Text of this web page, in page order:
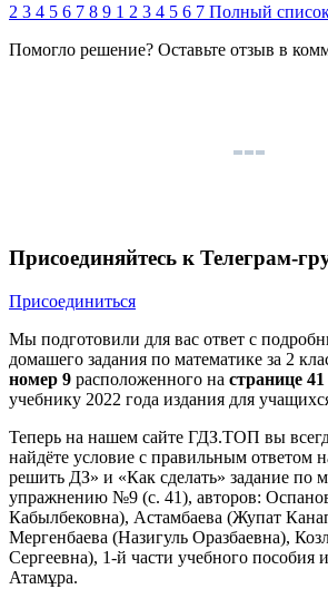
2 3 4 5 6 7 8 9 1 2 3 4 5 6 7 Полный
Помогло решение? Оставьте отзыв в
Присоединяйтесь к Телеграм-
Присоединиться
Мы подготовили для вас ответ c
домашего задания по математике за 2
номер 9 расположенного на странице 41
учебнику 2022 года издания для
Теперь на нашем сайте ГДЗ.ТОП вы
найдёте условие с правильным ответом
решить ДЗ» и «Как сделать» задание по
упражнению №9 (с. 41), авторов:
Кабылбековна), Астамбаева (Жупат
Мергенбаева (Назигуль Оразбаевна),
Сергеевна), 1-й части учебного пособия
Атамұра.